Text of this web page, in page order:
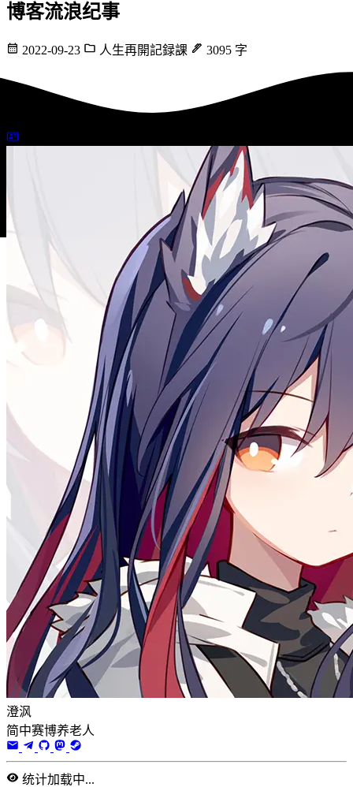
博客流浪纪事
2022-09-23 人生再開記録課 3095 字
澄沨
简中赛博养老人
统计加载中...